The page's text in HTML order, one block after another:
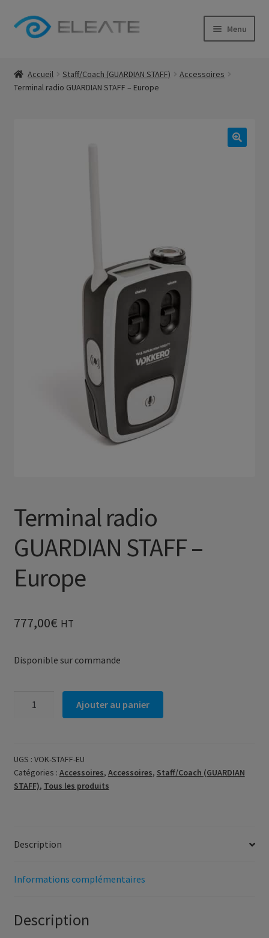
Aller
navigation
Aller
Menu
Déstokage
Ouvrir
Accueil Staff/Coach (GUARDIAN STAFF)
Accessoires
Terminal radio GUARDIAN STAFF – Europe
Terminal radio
GUARDIAN STAFF –
Europe
777,00€ HT
Disponible sur commande
GUARDIAN
STAFF
-
Ajouter au panier
UGS : VOK-STAFF-EU
Catégories : Accessoires, Accessoires, Staff/Coach (GUARDIAN
STAFF), Tous les produits
Description
Informations complémentaires
Description